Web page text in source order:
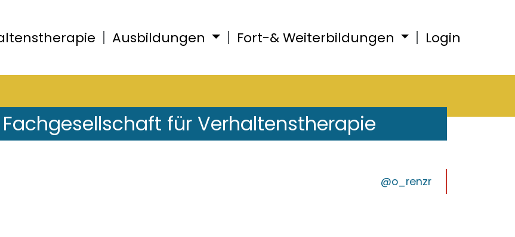
Ausbildungen Fort-& Weiterbildungen Login
für Verhaltenstherapie
@o_renzr